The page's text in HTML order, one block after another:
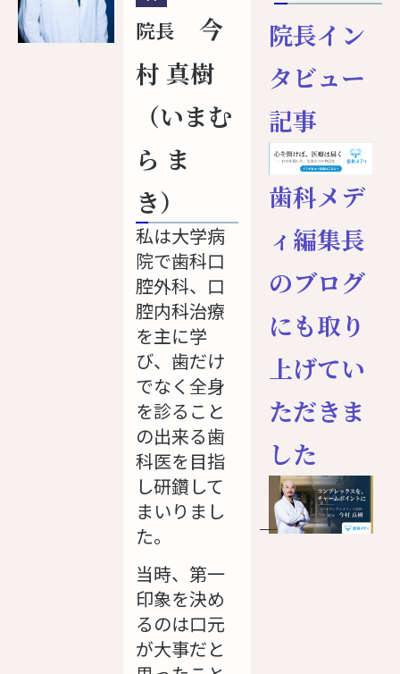
院長
今
村 真樹
（いまむ
ら ま
き）
私は大学病
院で歯科口
腔外科、口
腔内科治療
を主に学
び、歯だけ
でなく全身
を診ること
の出来る歯
科医を目指
し研鑽して
まいりまし
た。
当時、第一
印象を決め
るのは口元
が大事だと
院長イン
タビュー
記事
歯科メデ
ィ編集長
のブログ
にも取り
上げてい
ただきま
した